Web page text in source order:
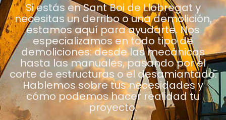
Si estás en Sant Boi de Llobregat y
necesitas un derribo o una demolición,
estamos aquí para ayudarte. Nos
especializamos en todo tipo de
demoliciones: desde las mecánicas
hasta las manuales, pasando por el
corte de estructuras o el desamiantado.
Hablemos sobre tus necesidades y
cómo podemos hacer realidad tu
proyecto.